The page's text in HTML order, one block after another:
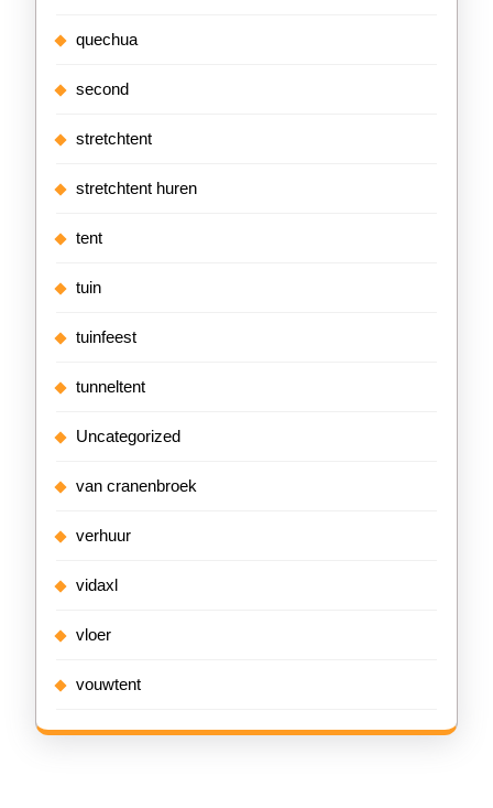
quechua
second
stretchtent
stretchtent huren
tent
tuin
tuinfeest
tunneltent
Uncategorized
van cranenbroek
verhuur
vidaxl
vloer
vouwtent